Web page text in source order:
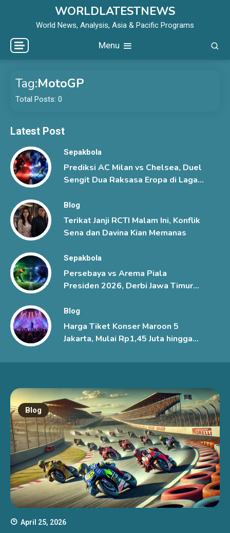
WORLDLATESTNEWS
World News, Analysis, Asia & Pacific Programs
Menu
Tag:MotoGP
Total Posts: 0
Latest Post
Sepakbola
Prediksi AC Milan vs Chelsea, Duel
Sengit Dua Raksasa Eropa di Laga
Blog
Terikat Janji RCTI Malam Ini, Konflik
Sena dan Davina Kian Memanas
Sepakbola
Persebaya vs Arema Piala
Presiden 2026, Derbi Jawa Timur
Blog
Harga Tiket Konser Maroon 5
Jakarta, Mulai Rp1,45 Juta hingga
Blog
April 25, 2026